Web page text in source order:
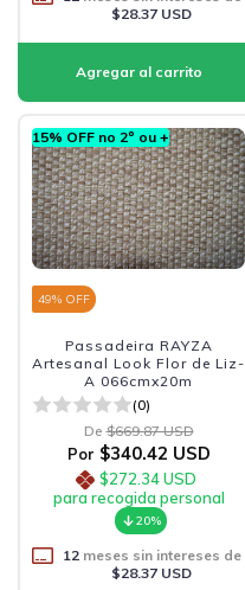
$28.37 USD
15% OFF no 2º ou +
49% OFF
Passadeira RAYZA
Artesanal Look Flor de Liz-
A 066cmx20m
(0)
De $669.87 USD
Por $340.42 USD
$272.34 USD
para recogida personal
20%
12meses sin intereses de
$28.37 USD